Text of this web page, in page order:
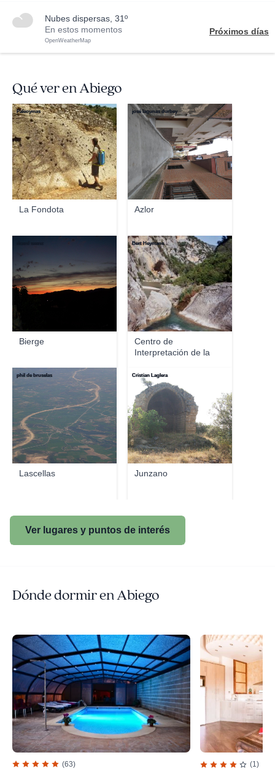
nubes dispersas, 31º
En estos momentos
OpenWeatherMap
Próximos días
Qué ver en Abiego
La Fondota
Paleoymas
Azlor
josé lagunas durbey
Bierge
Centro de
Interpretación de la
Bert Heymans
Lascellas
phil de bruselas
Junzano
Cristian Laglera
Ver lugares y puntos de interés
Dónde dormir en Abiego
(63) (1)